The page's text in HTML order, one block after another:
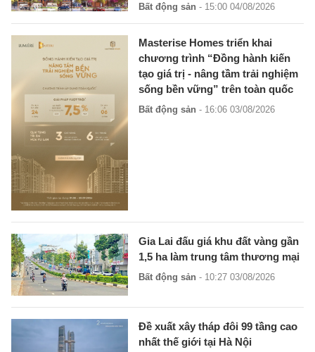
Bất động sản - 15:00 04/08/2026
Masterise Homes triển khai
chương trình “Đồng hành kiến
tạo giá trị - nâng tầm trải nghiệm
sống bền vững” trên toàn quốc
Bất động sản - 16:06 03/08/2026
Gia Lai đấu giá khu đất vàng gần
1,5 ha làm trung tâm thương mại
Bất động sản - 10:27 03/08/2026
Đề xuất xây tháp đôi 99 tầng cao
nhất thế giới tại Hà Nội